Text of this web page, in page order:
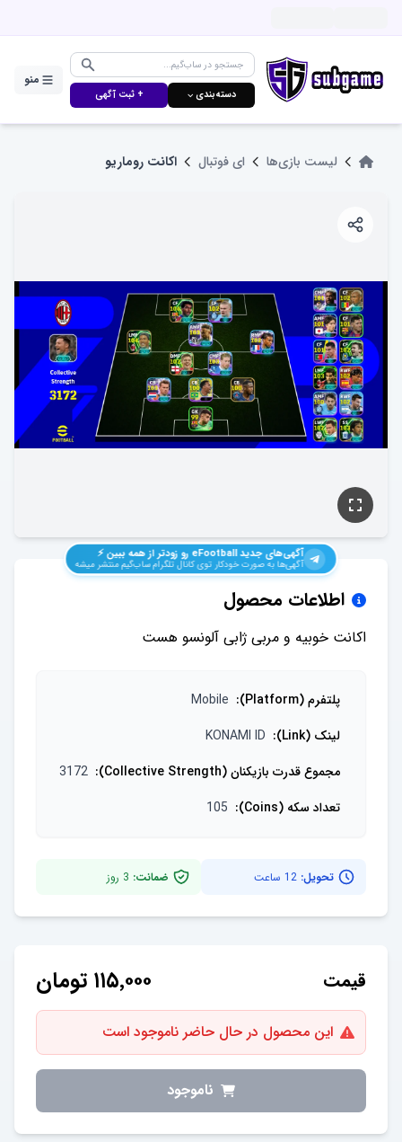
دسته‌بندی ⌵ + ثبت آگهی
منو
لیست بازی‌ها ای فوتبال اکانت روماریو
آگهی‌های جدیدeFootball رو زودتر از همه ببین ⚡️
آگهی‌ها به صورت خودکار توی کانال تلگرام ساب‌گیم منتشر میشه
اطلاعات محصول
اکانت خوبیه و مربی ژابی آلونسو هست
پلتفرم (Platform) :
Mobile
لینک (Link)
:
KONAMI ID
مجموع قدرت بازیکنان (Collective Strength)
:
3172
تعداد سکه (Coins)
:
105
تحویل: 12 ساعت ضمانت: 3 روز
قیمت ۱۱۵٬۰۰۰ تومان
این محصول در حال حاضر ناموجود است
ناموجود